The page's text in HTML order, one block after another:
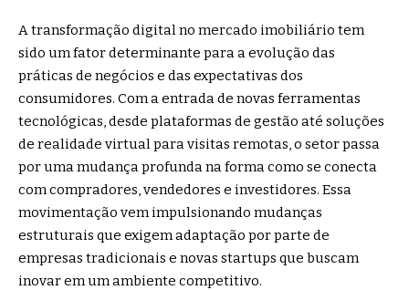
A transformação digital no mercado imobiliário tem
sido um fator determinante para a evolução das
práticas de negócios e das expectativas dos
consumidores. Com a entrada de novas ferramentas
tecnológicas, desde plataformas de gestão até soluções
de realidade virtual para visitas remotas, o setor passa
por uma mudança profunda na forma como se conecta
com compradores, vendedores e investidores. Essa
movimentação vem impulsionando mudanças
estruturais que exigem adaptação por parte de
empresas tradicionais e novas startups que buscam
inovar em um ambiente competitivo.